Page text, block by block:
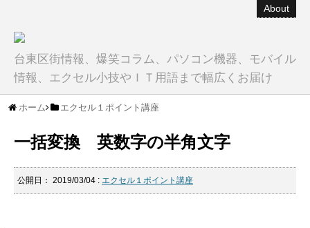
About
台東区街情報、爆笑コラム、パソコン機器、モバイル
情報、エクセル小技やＩＴ用語まで幅広くお届け
ホーム エクセル１ポイント講座
一括変換 英数字の半角文字
公開日： 2019/03/04 : エクセル１ポイント講座